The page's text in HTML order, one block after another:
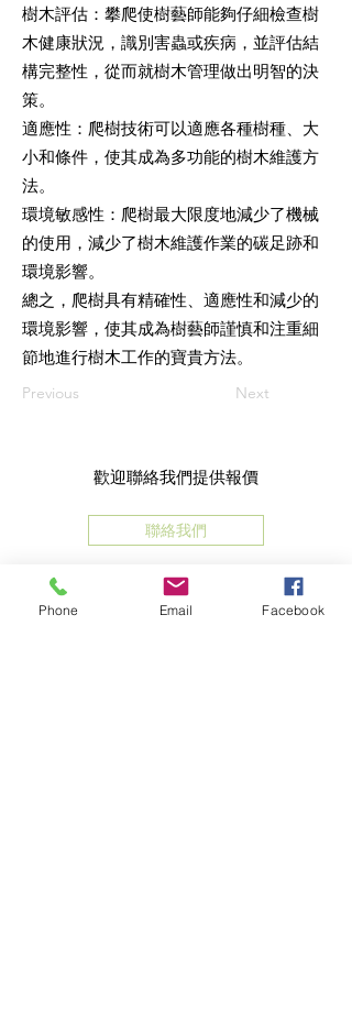
樹木評估：攀爬使樹藝師能夠仔細檢查樹
木健康狀況，識別害蟲或疾病，並評估結
構完整性，從而就樹木管理做出明智的決
策。
適應性：爬樹技術可以適應各種樹種、大
小和條件，使其成為多功能的樹木維護方
法。
環境敏感性：爬樹最大限度地減少了機械
的使用，減少了樹木維護作業的碳足跡和
環境影響。
總之，爬樹具有精確性、適應性和減少的
環境影響，使其成為樹藝師謹慎和注重細
節地進行樹木工作的寶貴方法。
Previous Next
歡迎聯絡我們提供報價
聯絡我們
Phone Email Facebook